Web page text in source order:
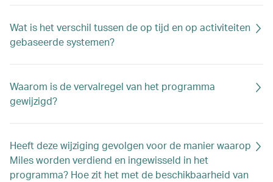
Wat is het verschil tussen de op tijd en op activiteiten
gebaseerde systemen?
Waarom is de vervalregel van het programma
gewijzigd?
Heeft deze wijziging gevolgen voor de manier waarop
Miles worden verdiend en ingewisseld in het
programma? Hoe zit het met de beschikbaarheid van